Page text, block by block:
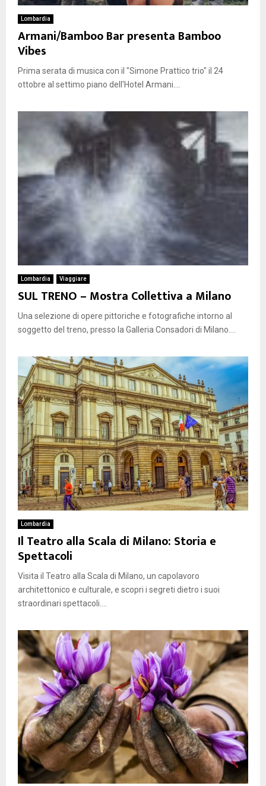
Lombardia
Armani/Bamboo Bar presenta Bamboo
Vibes
Prima serata di musica con il "Simone Prattico trio" il 24
ottobre al settimo piano dell'Hotel Armani....
Lombardia Viaggiare
SUL TRENO – Mostra Collettiva a Milano
Una selezione di opere pittoriche e fotografiche intorno al
soggetto del treno, presso la Galleria Consadori di Milano....
Lombardia
Il Teatro alla Scala di Milano: Storia e
Spettacoli
Visita il Teatro alla Scala di Milano, un capolavoro
architettonico e culturale, e scopri i segreti dietro i suoi
straordinari spettacoli....